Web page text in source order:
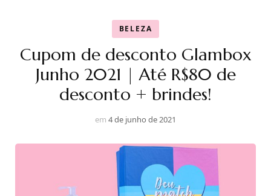
BELEZA
Cupom de desconto Glambox
Junho 2021 | Até R$80 de
desconto + brindes!
em 4 de junho de 2021